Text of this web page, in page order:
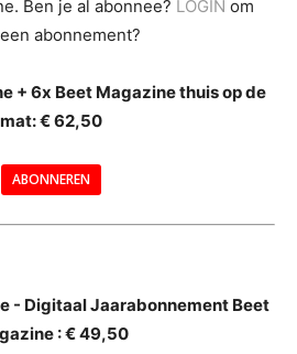
Ben je al abonnee? LOGIN om
abonnement?
+ 6x Beet Magazine thuis op de
mat: € 62,50
ABONNEREN
- Digitaal Jaarabonnement Beet
: € 49,50